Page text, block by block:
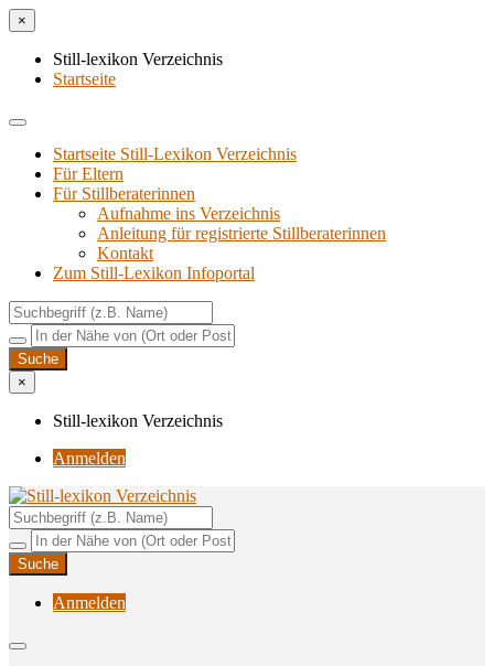
×
Still-lexikon Verzeichnis
Startseite
Startseite Still-Lexikon Verzeichnis
Für Eltern
Für Stillberaterinnen
Aufnahme ins Verzeichnis
Anlei­tung für regis­trier­te Stillberaterinnen
Kon­takt
Zum Still-Lexikon Infoportal
×
Still-lexikon Verzeichnis
Anmelden
Still-lexikon Verzeichnis
Unterstützungsangebote rund ums Stillen
Anmelden